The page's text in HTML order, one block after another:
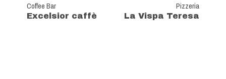
Coffee Bar
Excelsior caffè
Pizzeria
La Vispa Teresa